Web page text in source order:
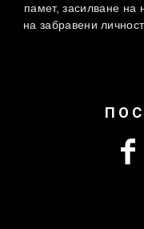
памет, засилване на
на забравени